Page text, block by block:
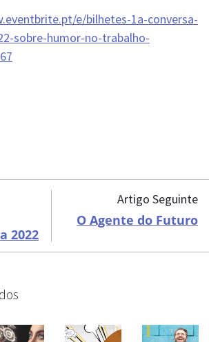
e/bilhetes-1a-conversa-
sobre-humor-no-trabalho-
2022
Artigo Seguinte
O Agente do Futuro